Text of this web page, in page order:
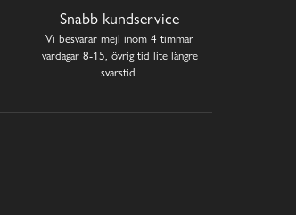
Snabb kundservice
Vi besvarar mejl inom 4 timmar
vardagar 8-15, övrig tid lite längre
svarstid.